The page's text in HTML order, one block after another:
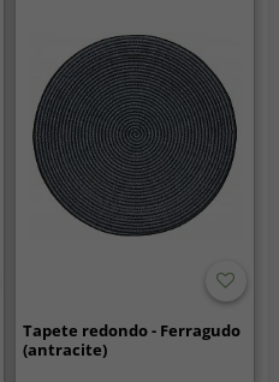
Tapete redondo - Ferragudo
(antracite)